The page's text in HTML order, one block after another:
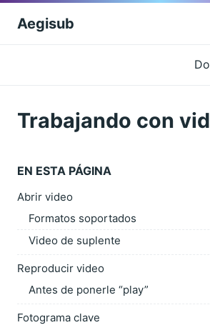
Aegisub
Trabajando con
EN ESTA PÁGINA
Abrir video
Formatos soportados
Video de suplente
Reproducir video
Antes de ponerle “play”
Fotograma clave